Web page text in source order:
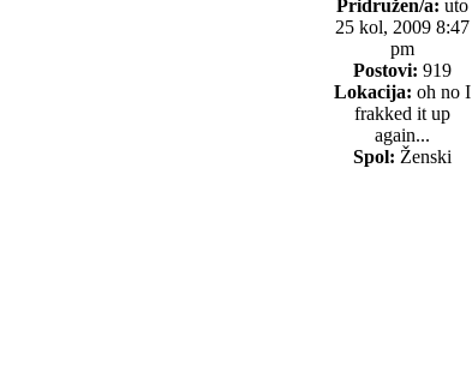
Pridružen/a: uto
25 kol, 2009 8:47
pm
Postovi: 919
Lokacija: oh no I
frakked it up
again...
Spol: Ženski